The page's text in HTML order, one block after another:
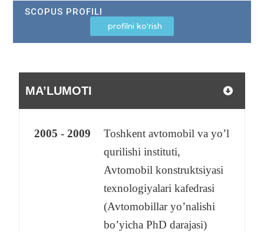
SCOPUS PROFILI
profilni ko'rish
MA’LUMOTI
2005 - 2009
Toshkent avtomobil va yo’l
qurilishi instituti,
Avtomobil konstruktsiyasi
texnologiyalari kafedrasi
(Avtomobillar yo’nalishi
bo’yicha PhD darajasi)